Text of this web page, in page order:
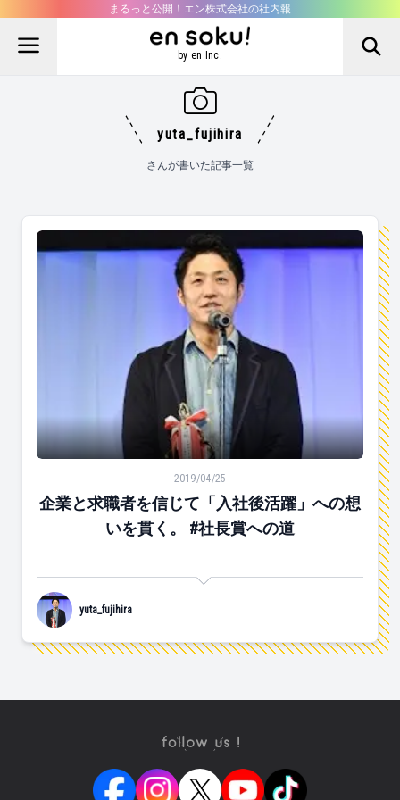
まるっと公開！エン株式会社の社内報
by en Inc.
yuta_fujihira
さんが書いた記事一覧
企業と求職者を信じて「入社後活躍」への想いを貫く。
2019/04/25
企業と求職者を信じて「入社後活躍」への想
いを貫く。 #社長賞への道
yuta_fujihira